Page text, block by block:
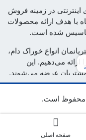
اینترنتی در زمینه فروش
با هدف ارائه محصولات
تاسیس شده است.
انواع خوراک دام،
ارائه می‌دهیم. این
مشتریان عرضه می‌شوند.
تیم پشتیبانی ما
است. اگر شما به
مناسب هستید، فروشگاه
اطمینان از کیفیت
محفوظ است.
صفحه اصلی